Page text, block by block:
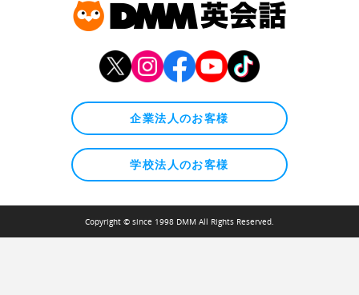
企業法人のお客様
学校法人のお客様
Copyright © since 1998 DMM All Rights Reserved.